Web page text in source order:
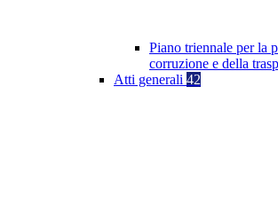
Piano triennale per la
corruzione e della
Atti generali 42